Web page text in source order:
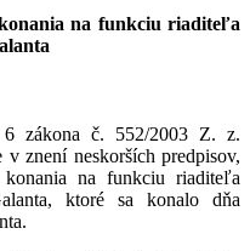
na funkciu riaditeľa
zákona č. 552/2003 Z. z.
znení neskorších predpisov,
konania na funkciu riaditeľa
ktoré sa konalo dňa